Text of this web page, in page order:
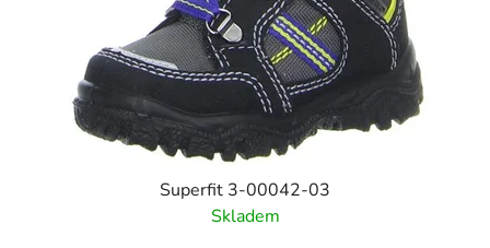
Superfit 3-00042-03
Skladem